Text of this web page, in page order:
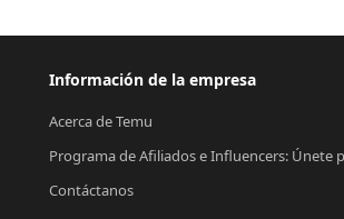
Información de la empresa
Acerca de Temu
Programa de Afiliados e Influencers: Únete
Contáctanos